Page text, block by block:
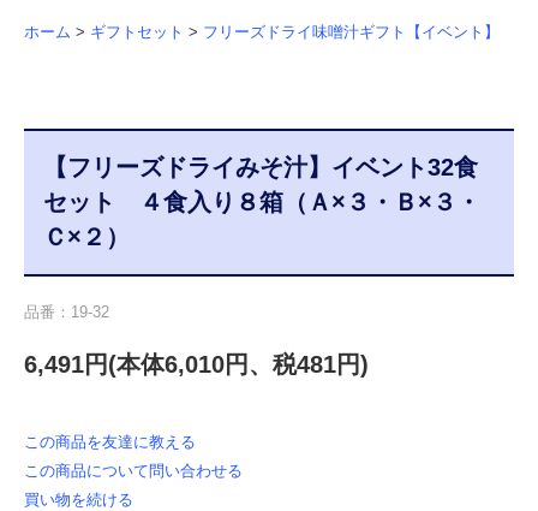
ホーム > ギフトセット > フリーズドライ味噌汁ギフト【イベント】
【フリーズドライみそ汁】イベント32食
セット ４食入り８箱（Ａ×３・Ｂ×３・
Ｃ×２）
品番：19-32
6,491円(本体6,010円、税481円)
この商品を友達に教える
この商品について問い合わせる
買い物を続ける